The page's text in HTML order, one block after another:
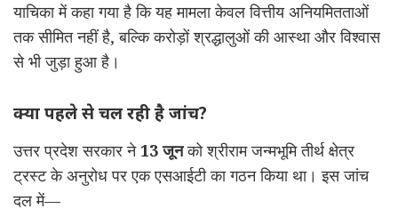
याचिका में कहा गया है कि यह मामला केवल वित्तीय अनियमितताओं
तक सीमित नहीं है, बल्कि करोड़ों श्रद्धालुओं की आस्था और विश्वास
से भी जुड़ा हुआ है।
क्या पहले से चल रही है जांच?
उत्तर प्रदेश सरकार ने13 जूनको श्रीराम जन्मभूमि तीर्थ क्षेत्र
ट्रस्ट के अनुरोध पर एक एसआईटी का गठन किया था। इस जांच
दल में—